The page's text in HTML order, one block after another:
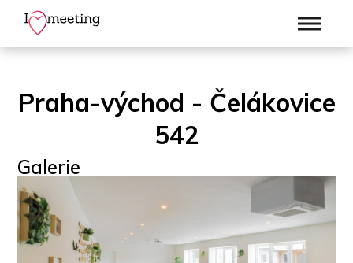
Praha-východ - Čelákovice
542
Galerie